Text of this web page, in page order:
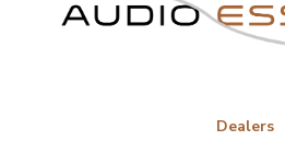
Dealers